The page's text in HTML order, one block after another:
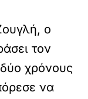
ο
τον
χρόνους
να